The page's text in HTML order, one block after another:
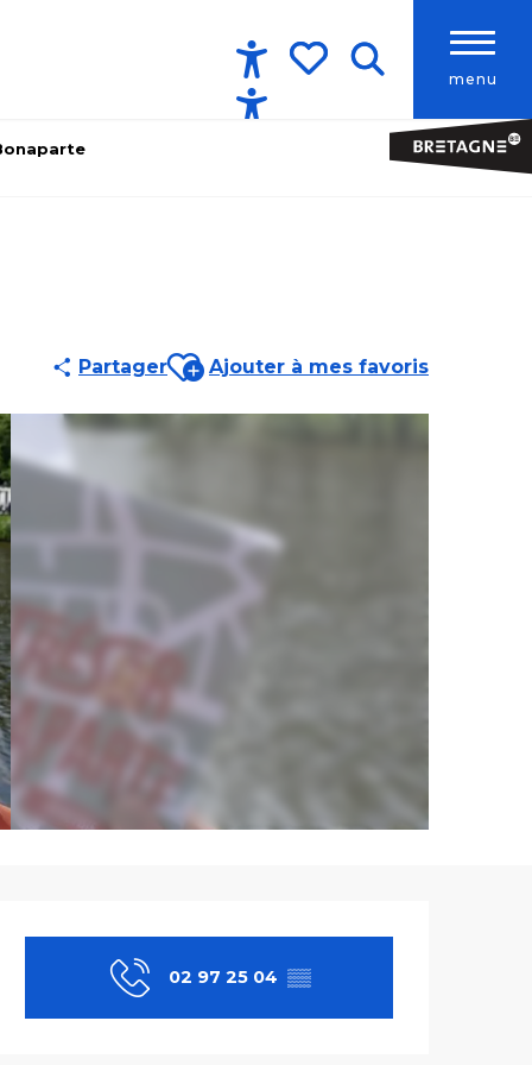
menu
Accessibilité
PartagerAjouter aux favoris
Ajouter à mes favoris
et
02 97 25 04 ▒▒